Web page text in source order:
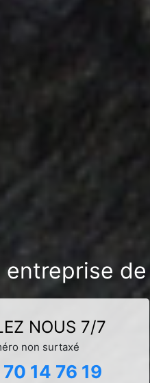
NOUS 7/7
non surtaxé
14 76 19